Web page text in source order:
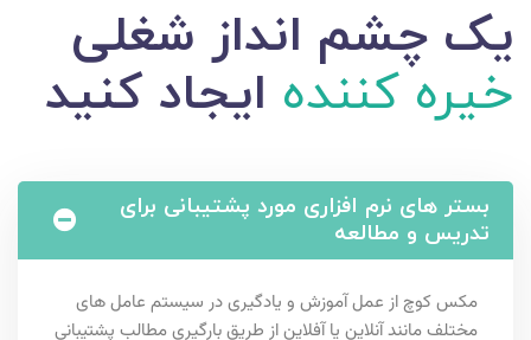
یک چشم انداز شغلی
خیره کننده ایجاد کنید
بستر های نرم افزاری مورد پشتیبانی برای
تدریس و مطالعه
مکس کوچ از عمل آموزش و یادگیری در سیستم عامل های
مختلف مانند آنلاین یا آفلاین از طریق بارگیری مطالب پشتیبانی